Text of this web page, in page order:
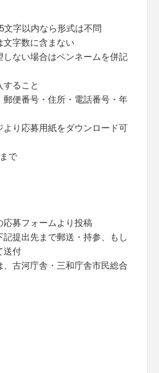
字以内なら形式は不問
字数に含まない
ない場合はペンネームを併記
ること
郵便番号・住所・電話番号・年
り応募用紙をダウンロード可
で
応募フォームより投稿
記提出先まで郵送・持参、もし
送付
古河庁舎・三和庁舎市民総合